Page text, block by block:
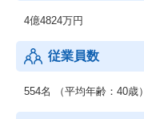
4億4824万円
従業員数
554名 （平均年齢：40歳）